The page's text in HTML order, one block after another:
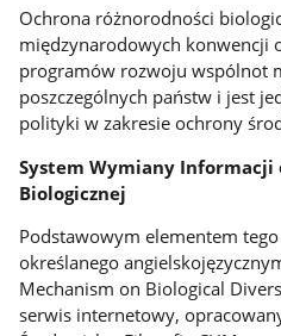
Ochrona różnorodności
międzynarodowych konwencji
programów rozwoju wspólnot
poszczególnych państw i jest
polityki w zakresie ochrony
System Wymiany Informacji
Biologicznej
Podstawowym elementem
określanego
Mechanism on Biological
serwis internetowy,